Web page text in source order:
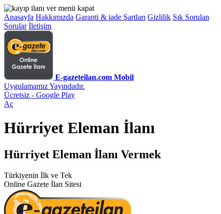
Anasayfa Hakkımızda Garanti & iade Şartları Gizlilik Sık Sorulan
Sorular İletişim
E-gazeteilan.com Mobil
Uygulamamız Yayındadır.
Ücretsiz - Google Play
Aç
Hürriyet Eleman İlanı
Hürriyet Eleman İlanı Vermek
Türkiyenin İlk ve Tek
Online Gazete İlan Sitesi